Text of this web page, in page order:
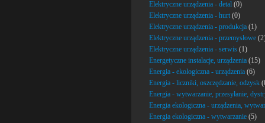
Elektryczne urządzenia - detal (0)
Elektryczne urządzenia - hurt (0)
Elektryczne urządzenia - produkcja (1)
Elektryczne urządzenia - przemysłowe
Elektryczne urządzenia - serwis (1)
Energetyczne instalacje, urządzenia (15)
Energia - ekologiczna - urządzenia (6)
Energia - liczniki, oszczędzanie, odzysk
Energia - wytwarzanie, przesyłanie,
Energia ekologiczna - urządzenia,
Energia ekologiczna - wytwarzanie (5)